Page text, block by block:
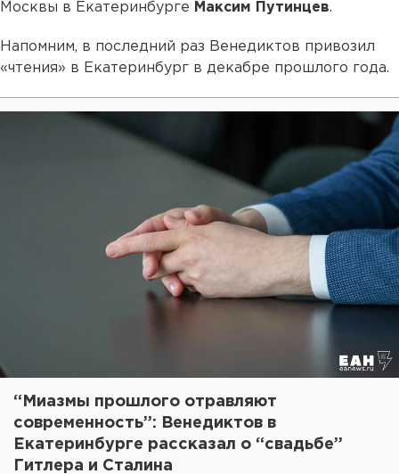
Москвы в Екатеринбурге Максим Путинцев.
Напомним, в последний раз Венедиктов привозил
«чтения» в Екатеринбург в декабре прошлого года.
“Миазмы прошлого отравляют
современность”: Венедиктов в
Екатеринбурге рассказал о “свадьбе”
Гитлера и Сталина